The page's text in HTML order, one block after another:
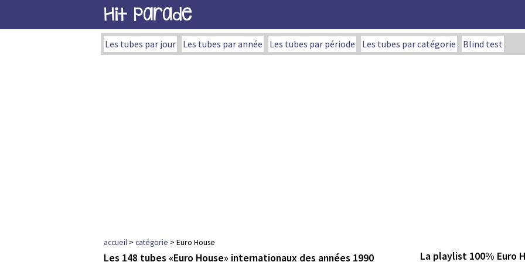
Hit Parade
Les tubes par jour Les tubes par année Les tubes par période Les tubes par catégorie Blind test
accueil > catégorie > Euro House
La playlist 100% Euro
Les 148 tubes «Euro House» internationaux des années 1990